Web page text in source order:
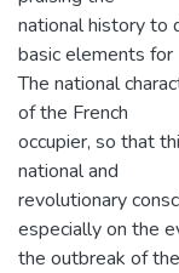
national history to
basic elements for
The national
of the French
occupier, so that
national and
revolutionary
especially on the
the outbreak of